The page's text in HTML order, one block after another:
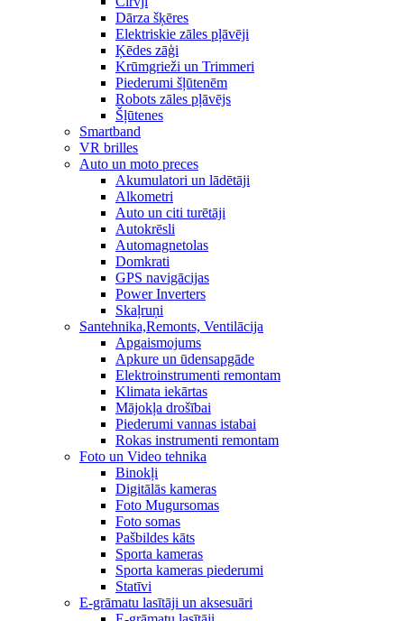
Dārza šķēres
Elektriskie zāles pļāvēji
Ķēdes zāģi
Krūmgrieži un Trimmeri
Piederumi šļūtenēm
Robots zāles pļāvējs
Šļūtenes
Smartband
VR brilles
Auto un moto preces
Akumulatori un lādētāji
Alkometri
Auto un citi turētāji
Autokrēsli
Automagnetolas
Domkrati
GPS navigācijas
Power Inverters
Skaļruņi
Santehnika,Remonts, Ventilācija
Apgaismojums
Apkure un ūdensapgāde
Elektroinstrumenti remontam
Klimata iekārtas
Mājokļa drošībai
Piederumi vannas istabai
Rokas instrumenti remontam
Foto un Video tehnika
Binokļi
Digitālās kameras
Foto Mugursomas
Foto somas
Pašbildes kāts
Sporta kameras
Sporta kameras piederumi
Statīvi
E-grāmatu lasītāji un aksesuāri